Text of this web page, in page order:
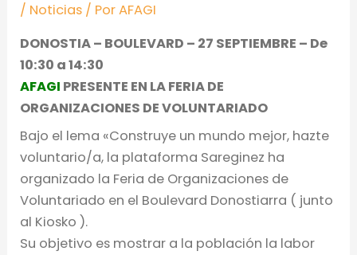
/ Noticias / PorAFAGI
DONOSTIA – BOULEVARD – 27 SEPTIEMBRE – De
10:30 a 14:30
AFAGI PRESENTE EN LA FERIA DE
ORGANIZACIONES DE VOLUNTARIADO
Bajo el lema «Construye un mundo mejor, hazte
voluntario/a, la plataforma Sareginez ha
organizado la Feria de Organizaciones de
Voluntariado en el Boulevard Donostiarra ( junto
al Kiosko ).
Su objetivo es mostrar a la población la labor